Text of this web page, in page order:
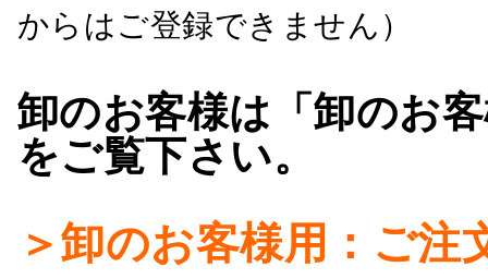
からはご登録できません）
卸のお客様は「卸のお
をご覧下さい。
＞卸のお客様用：ご注